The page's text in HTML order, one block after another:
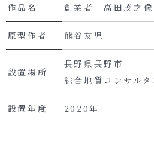
作品名 創業者 高田茂之像
原型作者 熊谷友児
設置場所
長野県長野市
綜合地質コンサル
設置年度 2020年